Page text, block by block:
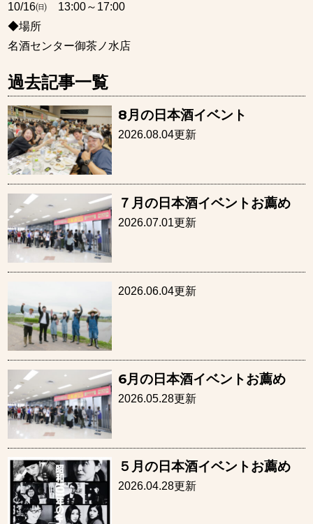
10/16㈰ 13:00～17:00
◆場所
名酒センター御茶ノ水店
過去記事一覧
8月の日本酒イベント
2026.08.04更新
７月の日本酒イベントお薦め
2026.07.01更新
2026.06.04更新
6月の日本酒イベントお薦め
2026.05.28更新
５月の日本酒イベントお薦め
2026.04.28更新